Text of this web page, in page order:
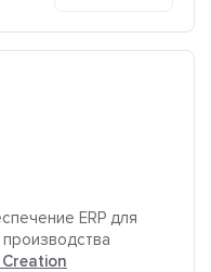
ERP для